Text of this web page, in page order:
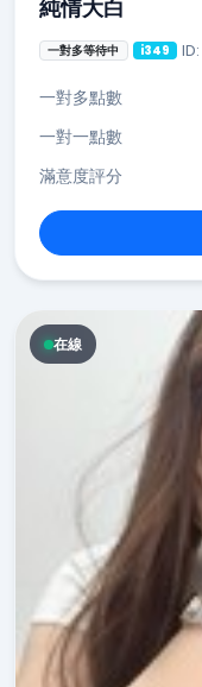
純情大白
一對多等待中 i349
一對多點數
一對一點數
滿意度評分
在線